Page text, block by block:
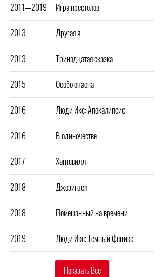
2011—2019 Игра престолов
2013 Другая я
2013 Тринадцатая сказка
2015 Особо опасна
2016 Люди Икс: Апокалипсис
2016 В одиночестве
2017 Хантсвилл
2018 Джозиruen
2018 Помешанный на времени
2019 Люди Икс: Тёмный Феникс
Показать Все